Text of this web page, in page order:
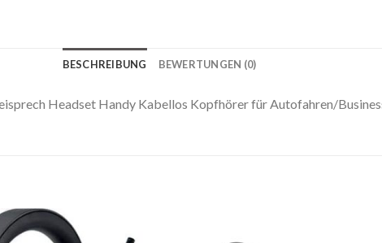
BESCHREIBUNG BEWERTUNGEN (0)
Headset Handy Kabellos Kopfhörer für Autofahren/